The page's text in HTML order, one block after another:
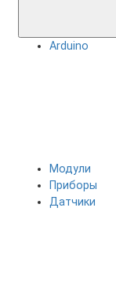
Arduino
Модули
Приборы
Датчики